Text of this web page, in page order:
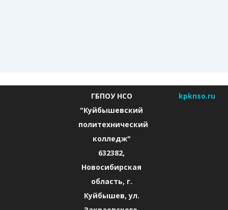
ГБПОУ НСО
"Куйбышевский
политехнический
колледж"
632382,
Новосибирская
область, г.
Куйбышев, ул.
kpknso.ru